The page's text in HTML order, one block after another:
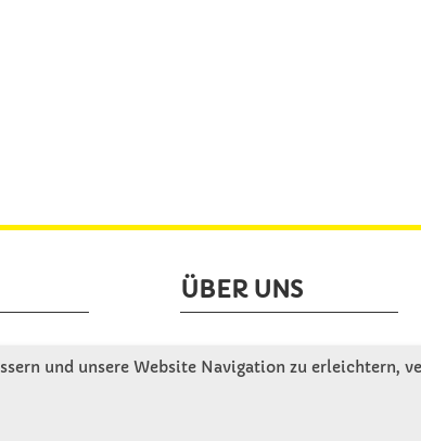
GmbH
ÜBER UNS
Wir stellen uns vor
und unsere Website Navigation zu